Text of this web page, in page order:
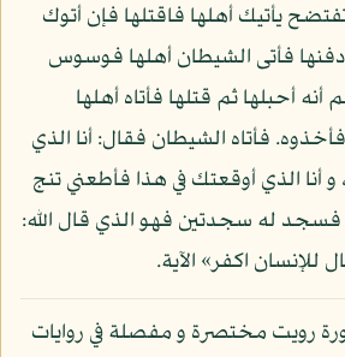
يأتيك أهلها فاقتلها فإن أتوك
فأتى الشيطان أهلها فوسوس
أنه أحبلها ثم قتلها فأتاه أهلها
فأتاه الشيطان فقال: أنا الذي
أنا الذي أوقعتك في هذا فأطعني تنج
له سجدتين فهو الذي قال الله:
للإنسان اكفر» الآية.
رويت مختصرة و مفصلة في روايات